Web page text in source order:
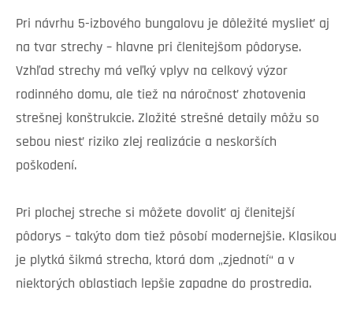
Pri návrhu 5-izbového bungalovu je dôležité myslieť aj
na tvar strechy – hlavne pri členitejšom pôdoryse.
Vzhľad strechy má veľký vplyv na celkový výzor
rodinného domu, ale tiež na náročnosť zhotovenia
strešnej konštrukcie. Zložité strešné detaily môžu so
sebou niesť riziko zlej realizácie a neskorších
poškodení.
Pri plochej streche si môžete dovoliť aj členitejší
pôdorys – takýto dom tiež pôsobí modernejšie. Klasikou
je plytká šikmá strecha, ktorá dom „zjednotí“ a v
niektorých oblastiach lepšie zapadne do prostredia.